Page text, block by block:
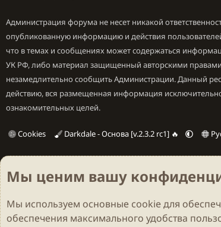
Администрация форума не несет никакой
опубликованную информацию и действия
что в темах и сообщениях может содержаться
УК РФ, либо материал защищенный авторскими
незамедлительно сообщить Администрации. Данный
действию, вся размещенная информация
ознакомительных целей.
Cookies Darkdale - Основа [v.2.3.2 rc1] 🔥
Мы ценим вашу
Мы используем основные cookieдля
обеспечения максимального удобства